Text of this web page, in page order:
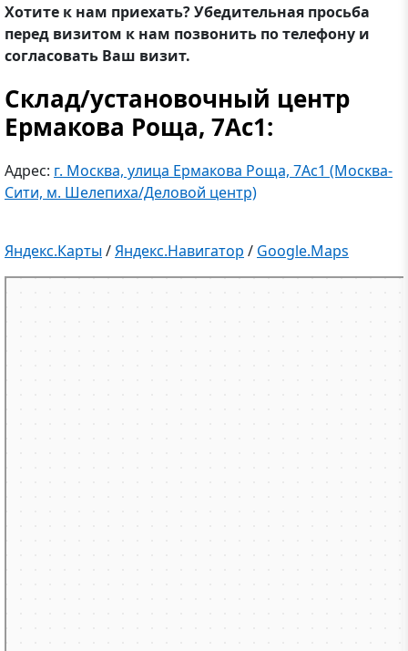
Хотите к нам приехать? Убедительная просьба
перед визитом к нам позвонить по телефону и
согласовать Ваш визит.
Склад/установочный центр
Ермакова Роща, 7Ас1:
Адрес: г. Москва, улица Ермакова Роща, 7Ас1 (Москва-
Сити, м. Шелепиха/Деловой центр)
Яндекс.Карты/Яндекс.Навигатор / Google.Maps